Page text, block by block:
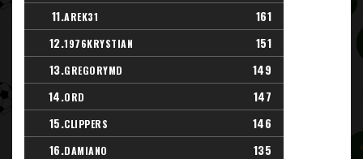
11.AREK31
161
12.1976KRYSTIAN
151
13.GREGORYMD
149
14.ORD
147
15.CLIPPERS
146
16.DAMIANO
135